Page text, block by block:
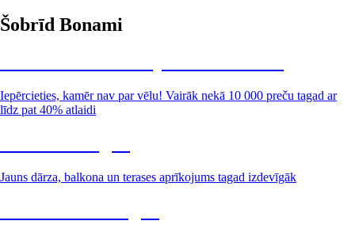
Šobrīd Bonami
Iepērcieties, kamēr nav par vēlu! Vairāk nekā 10 000 preču tagad ar
līdz pat 40% atlaidi
Jauns dārza, balkona un terases aprīkojums tagad izdevīgāk